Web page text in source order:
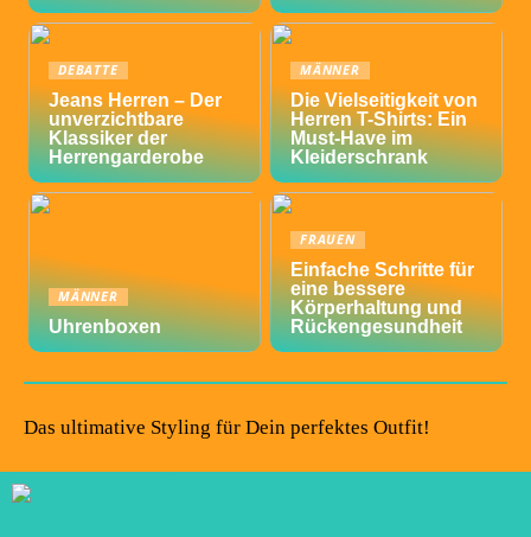
DEBATTE
Jeans Herren – Der
unverzichtbare
Klassiker der
Herrengarderobe
MÄNNER
Die Vielseitigkeit von
Herren T-Shirts: Ein
Must-Have im
Kleiderschrank
MÄNNER
Uhrenboxen
FRAUEN
Einfache Schritte für
eine bessere
Körperhaltung und
Rückengesundheit
Das ultimative Styling für Dein perfektes Outfit!